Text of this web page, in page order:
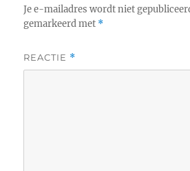
Je e-mailadres wordt niet
gemarkeerd met *
REACTIE *